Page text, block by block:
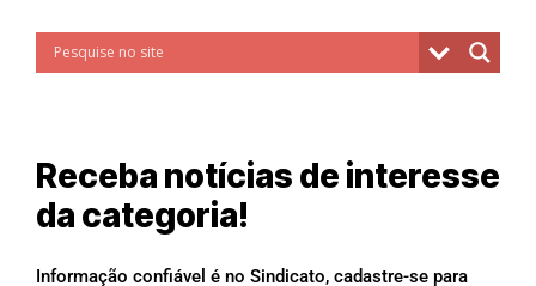
Receba notícias de interesse
da categoria!
Informação confiável é no Sindicato, cadastre-se para